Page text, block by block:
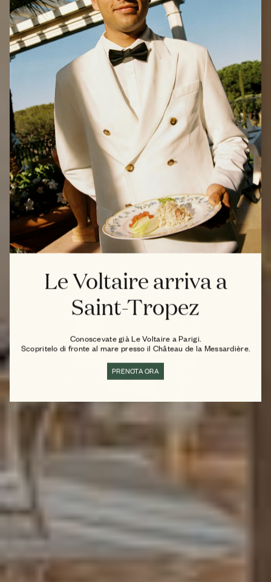
Le Voltaire arriva a
Saint-Tropez
Conoscevate già Le Voltaire a Parigi.
Scopritelo di fronte al mare presso il Château de la Messardière.
PRENOTA ORA